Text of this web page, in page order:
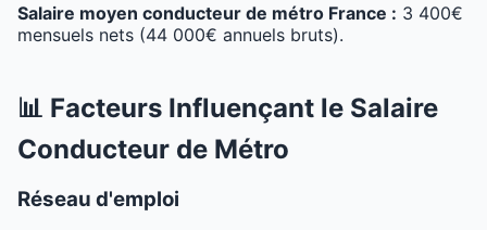
Salaire moyen conducteur de métro France : 3 400€
mensuels nets (44 000€ annuels bruts).
📊 Facteurs Influençant le Salaire
Conducteur de Métro
Réseau d'emploi